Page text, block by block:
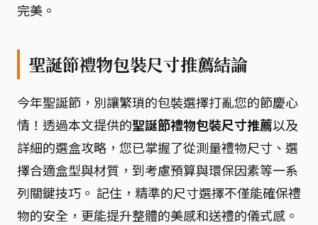
完美。
聖誕節禮物包裝尺寸推薦結論
今年聖誕節，別讓繁瑣的包裝選擇打亂您的節慶心
情！透過本文提供的聖誕節禮物包裝尺寸推薦以及
詳細的選盒攻略，您已掌握了從測量禮物尺寸、選
擇合適盒型與材質，到考慮預算與環保因素等一系
列關鍵技巧。 記住，精準的尺寸選擇不僅能確保禮
物的安全，更能提升整體的美感和送禮的儀式感。